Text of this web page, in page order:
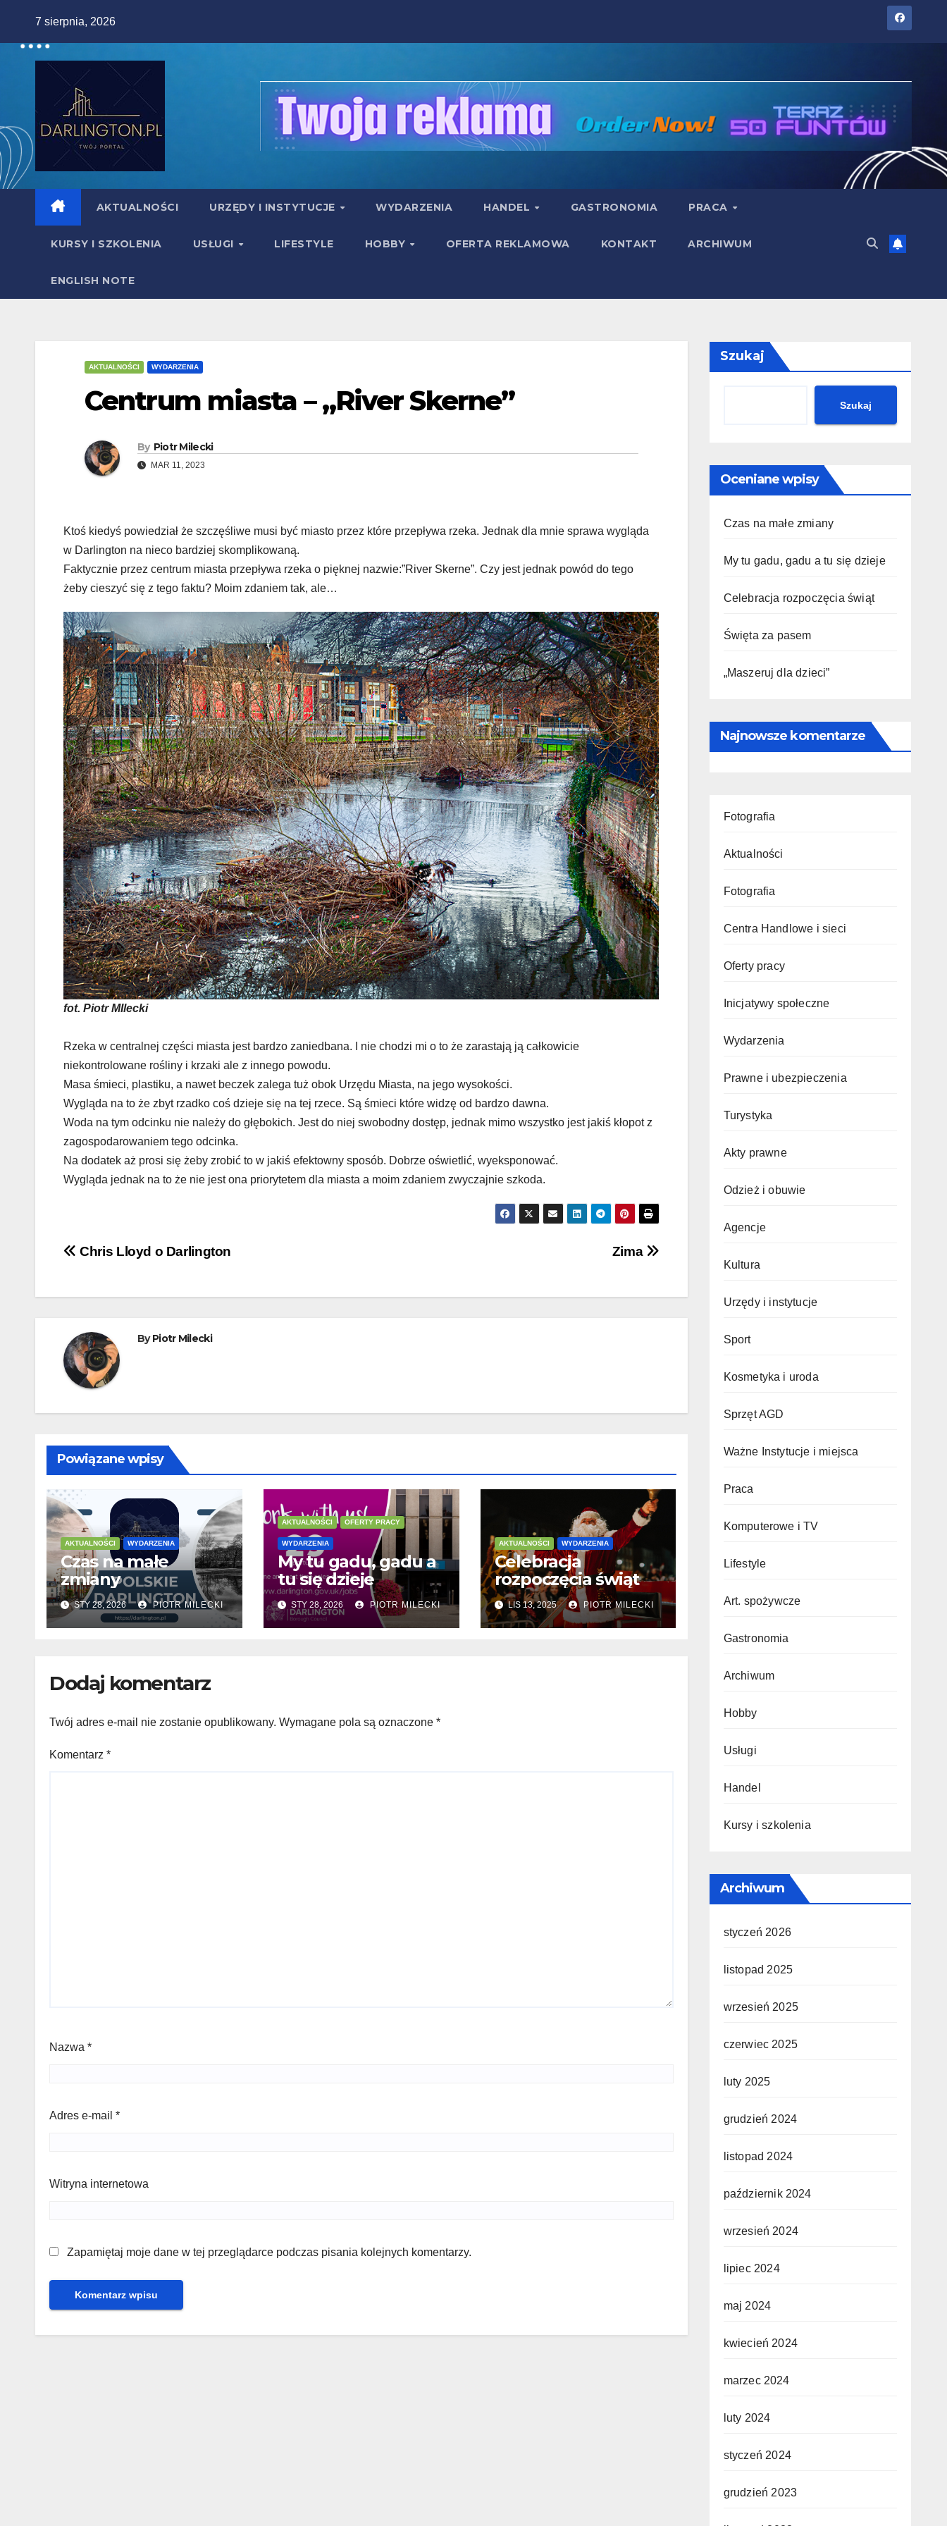
content
7 sierpnia, 2026
AKTUALNOŚCI URZĘDY I INSTYTUCJE WYDARZENIA HANDEL GASTRONOMIA PRACA
KURSY I SZKOLENIA USŁUGI LIFESTYLE HOBBY OFERTA REKLAMOWA KONTAKT ARCHIWUM
ENGLISH NOTE
AKTUALNOŚCI WYDARZENIA
Centrum miasta – „River Skerne”
By Piotr Milecki
MAR 11, 2023
Ktoś kiedyś powiedział że szczęśliwe musi być miasto przez które przepływa rzeka. Jednak dla mnie sprawa wygląda
w Darlington na nieco bardziej skomplikowaną.
Faktycznie przez centrum miasta przepływa rzeka o pięknej nazwie:”River Skerne”. Czy jest jednak powód do tego
żeby cieszyć się z tego faktu? Moim zdaniem tak, ale…
fot. Piotr MIlecki
Rzeka w centralnej części miasta jest bardzo zaniedbana. I nie chodzi mi o to że zarastają ją całkowicie
niekontrolowane rośliny i krzaki ale z innego powodu.
Masa śmieci, plastiku, a nawet beczek zalega tuż obok Urzędu Miasta, na jego wysokości.
Wygląda na to że zbyt rzadko coś dzieje się na tej rzece. Są śmieci które widzę od bardzo dawna.
Woda na tym odcinku nie należy do głębokich. Jest do niej swobodny dostęp, jednak mimo wszystko jest jakiś kłopot z
zagospodarowaniem tego odcinka.
Na dodatek aż prosi się żeby zrobić to w jakiś efektowny sposób. Dobrze oświetlić, wyeksponować.
Wygląda jednak na to że nie jest ona priorytetem dla miasta a moim zdaniem zwyczajnie szkoda.
Nawigacja
Zima
Chris Lloyd o Darlington
ByPiotr Milecki
Powiązane wpisy
AKTUALNOŚCI WYDARZENIA
Czas na małe
zmiany
STY 28, 2026 PIOTR MILECKI
AKTUALNOŚCI OFERTY PRACY
WYDARZENIA
My tu gadu, gadu a
tu się dzieje
STY 28, 2026 PIOTR MILECKI
AKTUALNOŚCI WYDARZENIA
Celebracja
rozpoczęcia świąt
LIS 13, 2025 PIOTR MILECKI
Dodaj komentarz
Twój adres e-mail nie zostanie opublikowany. Wymagane pola są oznaczone *
Komentarz *
Nazwa *
Adres e-mail *
Witryna internetowa
Zapamiętaj moje dane w tej przeglądarce podczas pisania kolejnych komentarzy.
Szukaj
Szukaj
Oceniane wpisy
Czas na małe zmiany
My tu gadu, gadu a tu się dzieje
Celebracja rozpoczęcia świąt
Święta za pasem
„Maszeruj dla dzieci”
Najnowsze komentarze
Fotografia
Aktualności
Fotografia
Centra Handlowe i sieci
Oferty pracy
Inicjatywy społeczne
Wydarzenia
Prawne i ubezpieczenia
Turystyka
Akty prawne
Odzież i obuwie
Agencje
Kultura
Urzędy i instytucje
Sport
Kosmetyka i uroda
Sprzęt AGD
Ważne Instytucje i miejsca
Praca
Komputerowe i TV
Lifestyle
Art. spożywcze
Gastronomia
Archiwum
Hobby
Usługi
Handel
Kursy i szkolenia
Archiwum
styczeń 2026
listopad 2025
wrzesień 2025
czerwiec 2025
luty 2025
grudzień 2024
listopad 2024
październik 2024
wrzesień 2024
lipiec 2024
maj 2024
kwiecień 2024
marzec 2024
luty 2024
styczeń 2024
grudzień 2023